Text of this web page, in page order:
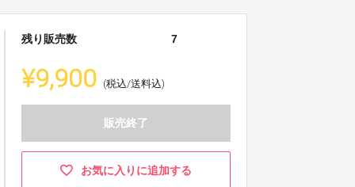
残り販売数 7
¥9,900 (税込/送料込)
販売終了
お気に入りに追加する